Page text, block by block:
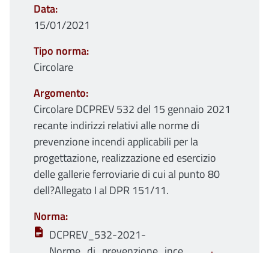
Data
15/01/2021
Tipo norma
Circolare
Argomento
Circolare DCPREV 532 del 15 gennaio 2021
recante indirizzi relativi alle norme di
prevenzione incendi applicabili per la
progettazione, realizzazione ed esercizio
delle gallerie ferroviarie di cui al punto 80
dell?Allegato I al DPR 151/11.
Norma
DCPREV_532-2021-